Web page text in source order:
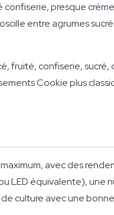
presque
entre agrumes
fruité, confiserie,
Cookie plus
avec des
LED équivalente),
culture avec une